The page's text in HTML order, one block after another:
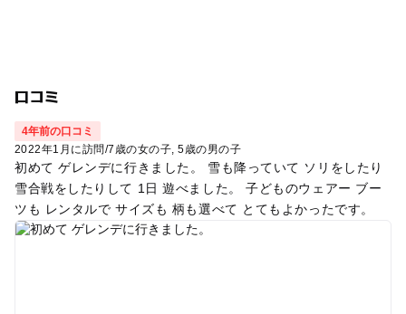
口コミ
4年前の口コミ
2022年1月に訪問/7歳の女の子 5歳の男の子
初めて ゲレンデに行きました。 雪も降っていて ソリをしたり
雪合戦をしたりして 1日 遊べました。 子どものウェアー ブー
ツも レンタルで サイズも 柄も選べて とてもよかったです。